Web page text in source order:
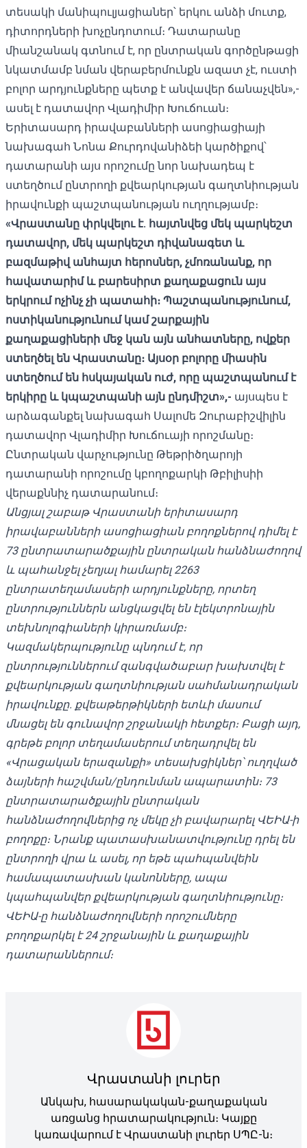
տեսակի մանիպուլյացիաներ՝ երկու անձի մուտք,
դիտորդների խոչընդոտում։ Դատարանը
միանշանակ գտնում է, որ ընտրական գործընթացի
նկատմամբ նման վերաբերմունքն ազատ չէ, ուստի
բոլոր արդյունքները պետք է անվավեր ճանաչվեն»,-
ասել է դատավոր Վլադիմիր Խուճուան։
Երիտասարդ իրավաբանների ասոցիացիայի
նախագահ Նոնա Քուրդովանիձեի կարծիքով՝
դատարանի այս որոշումը նոր նախադեպ է
ստեղծում ընտրողի քվեարկության գաղտնիության
իրավունքի պաշտպանության ուղղությամբ։
«Վրաստանը փրկվելու է. հայտնվեց մեկ պարկեշտ
դատավոր, մեկ պարկեշտ դիվանագետ և
բազմաթիվ անհայտ հերոսներ, չմոռանանք, որ
հավատարիմ և բարեսիրտ քաղաքացուն այս
երկրում ոչինչ չի պատահի։ Պաշտպանությունում,
ոստիկանությունում կամ շարքային
քաղաքացիների մեջ կան այն անհատները, ովքեր
ստեղծել են Վրաստանը։ Այսօր բոլորը միասին
ստեղծում են հսկայական ուժ, որը պաշտպանում է
երկիրը և կպաշտպանի այն ընդմիշտ»,- այսպես է
արձագանքել նախագահ Սալոմե Զուրաբիշվիլին
դատավոր Վլադիմիր Խուճուայի որոշմանը։
Ընտրական վարչությունը Թեթրիծղարոյի
դատարանի որոշումը կբողոքարկի Թբիլիսիի
վերաքննիչ դատարանում։
Անցյալ շաբաթ Վրաստանի երիտասարդ
իրավաբանների ասոցիացիան բողոքներով դիմել է
73 ընտրատարածքային ընտրական հանձնաժողով
և պահանջել չեղյալ համարել 2263
ընտրատեղամասերի արդյունքները, որտեղ
ընտրություններն անցկացվել են էլեկտրոնային
տեխնոլոգիաների կիրառմամբ։
Կազմակերպությունը պնդում է, որ
ընտրություններում զանգվածաբար խախտվել է
քվեարկության գաղտնիության սահմանադրական
իրավունքը. քվեաթերթիկների ետևի մասում
մնացել են գունավոր շրջանակի հետքեր։ Բացի այդ,
գրեթե բոլոր տեղամասերում տեղադրվել են
«Վրացական երազանքի» տեսախցիկներ՝ ուղղված
ձայների հաշվման/ընդունման ապարատին։ 73
ընտրատարածքային ընտրական
հանձնաժողովներից ոչ մեկը չի բավարարել ՎԵԻԱ-ի
բողոքը։ Նրանք պատասխանատվությունը դրել են
ընտրողի վրա և ասել, որ եթե պահպանվեին
համապատասխան կանոնները, ապա
կպահպանվեր քվեարկության գաղտնիությունը։
ՎԵԻԱ-ը հանձնաժողովների որոշումները
բողոքարկել է 24 շրջանային և քաղաքային
դատարաններում։
Վրաստանի լուրեր
Անկախ, հասարակական-քաղաքական
առցանց հրատարակություն։ Կայքը
կառավարում է Վրաստանի լուրեր ՍՊԸ-ն։